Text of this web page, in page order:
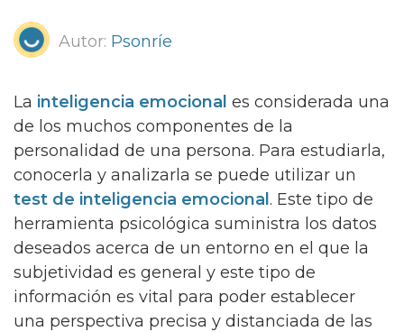
Autor: Psonríe
La inteligencia emocional es considerada una
de los muchos componentes de la
personalidad de una persona. Para estudiarla,
conocerla y analizarla se puede utilizar un
test de inteligencia emocional . Este tipo de
herramienta psicológica suministra los datos
deseados acerca de un entorno en el que la
subjetividad es general y este tipo de
información es vital para poder establecer
una perspectiva precisa y distanciada de las